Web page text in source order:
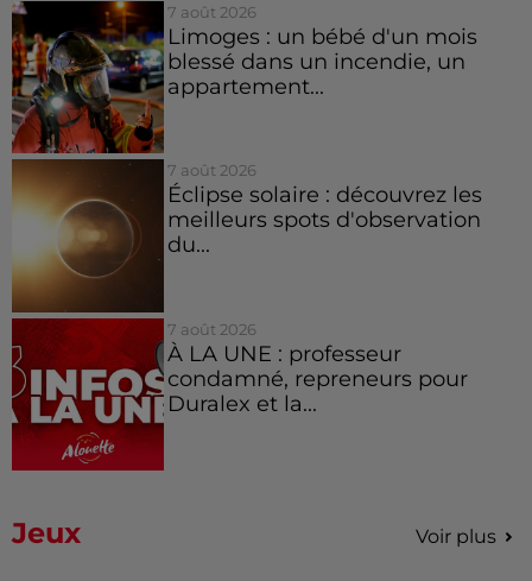
7 août 2026
Limoges : un bébé d'un mois
blessé dans un incendie, un
appartement...
7 août 2026
Éclipse solaire : découvrez les
meilleurs spots d'observation
du...
7 août 2026
À LA UNE : professeur
condamné, repreneurs pour
Duralex et la...
Jeux Voir plus